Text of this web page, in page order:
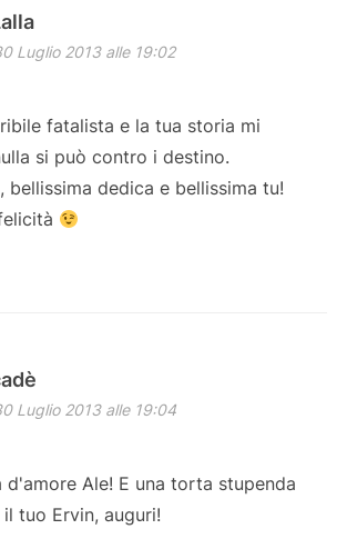
Luglio 2013 alle 19:02
fatalista e la tua storia mi
si può contro i destino.
bellissima dedica e bellissima tu!
Luglio 2013 alle 19:04
d'amore Ale! E una torta stupenda
tuo Ervin, auguri!